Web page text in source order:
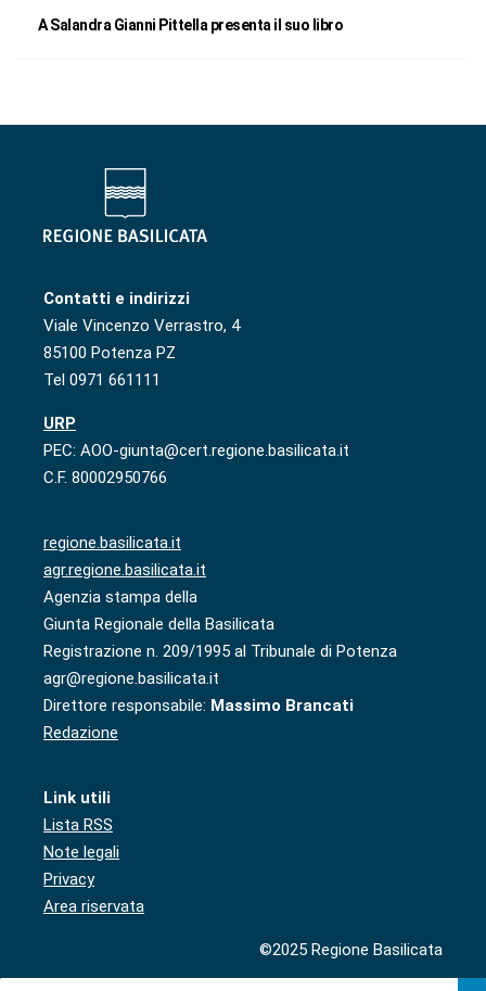
A Salandra Gianni Pittella presenta il suo libro
Contatti e indirizzi
Viale Vincenzo Verrastro, 4
85100 Potenza PZ
Tel 0971 661111
URP
PEC: AOO-giunta@cert.regione.basilicata.it
C.F. 80002950766
regione.basilicata.it
agr.regione.basilicata.it
Agenzia stampa della
Giunta Regionale della Basilicata
Registrazione n. 209/1995 al Tribunale di Potenza
agr@regione.basilicata.it
Direttore responsabile: Massimo Brancati
Redazione
Link utili
Lista RSS
Note legali
Privacy
Area riservata
©2025 Regione Basilicata